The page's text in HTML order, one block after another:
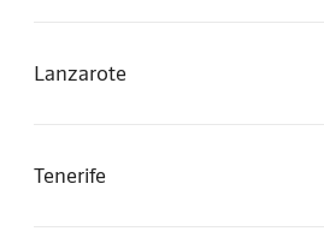
Lanzarote
Tenerife